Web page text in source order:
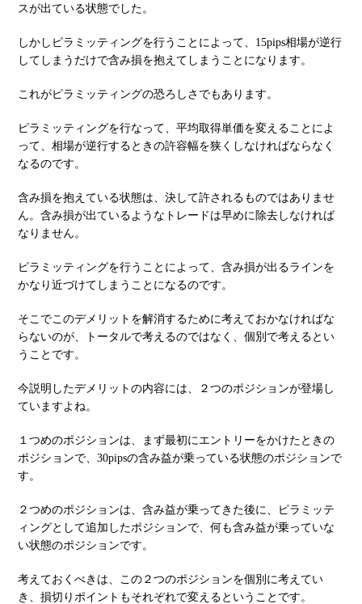
スが出ている状態でした。
しかしピラミッティングを行うことによって、15pips相場が逆行
してしまうだけで含み損を抱えてしまうことになります。
これがピラミッティングの恐ろしさでもあります。
ピラミッティングを行なって、平均取得単価を変えることによ
って、相場が逆行するときの許容幅を狭くしなければならなく
なるのです。
含み損を抱えている状態は、決して許されるものではありませ
ん。含み損が出ているようなトレードは早めに除去しなければ
なりません。
ピラミッティングを行うことによって、含み損が出るラインを
かなり近づけてしまうことになるのです。
そこでこのデメリットを解消するために考えておかなければな
らないのが、トータルで考えるのではなく、個別で考えるとい
うことです。
今説明したデメリットの内容には、２つのポジションが登場し
ていますよね。
１つめのポジションは、まず最初にエントリーをかけたときの
ポジションで、30pipsの含み益が乗っている状態のポジションで
す。
２つめのポジションは、含み益が乗ってきた後に、ピラミッテ
ィングとして追加したポジションで、何も含み益が乗っていな
い状態のポジションです。
考えておくべきは、この２つのポジションを個別に考えてい
き、損切りポイントもそれぞれで変えるということです。